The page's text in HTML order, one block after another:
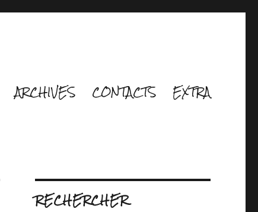
ARCHIVES CONTACTS EXTRA
RECHERCHER